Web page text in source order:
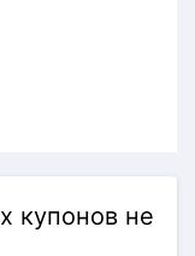
купонов не